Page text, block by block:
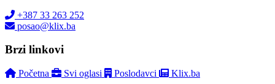
+387 33 263 252
posao@klix.ba
Brzi linkovi
Početna Svi oglasi Poslodavci Klix.ba